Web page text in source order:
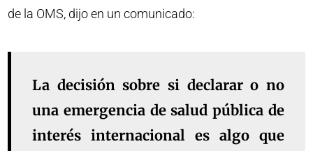
de la OMS, dijo en un comunicado:
La decisión sobre si declarar o no
una emergencia de salud pública de
interés internacional es algo que